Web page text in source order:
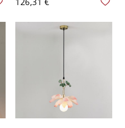
Résidentiel, Longueur
Ajustable - Transparent
110 V-120 V 11,43 cm